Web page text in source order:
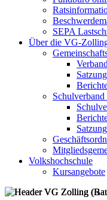
SEPA
Über die VG-
Volkshochschule
Kursangebote